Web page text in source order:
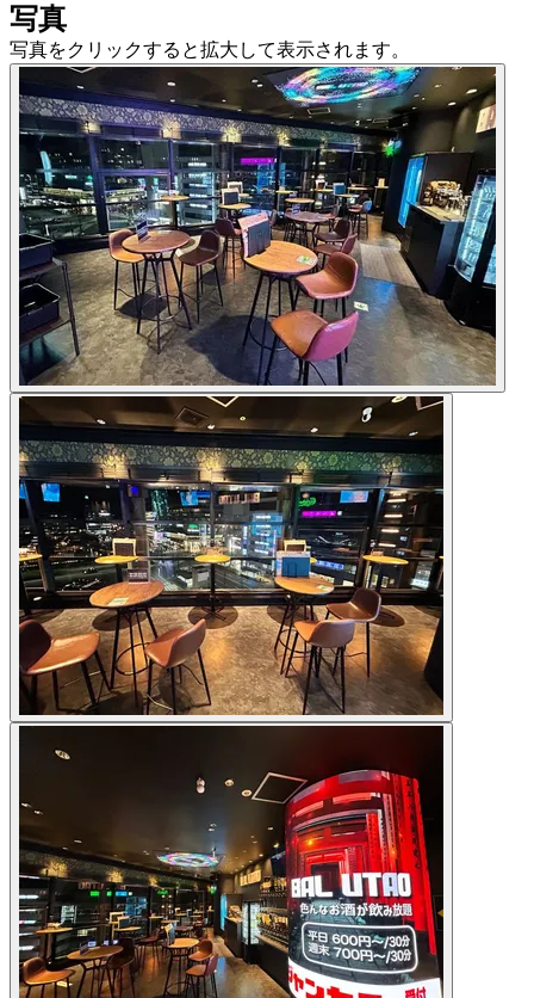
写真
写真をクリックすると拡大して表示されます。